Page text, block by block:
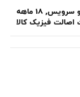
,
18 ماهه
فیزیک کالا